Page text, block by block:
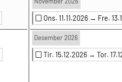
Ons. 11.11.2026 → Fre.
Desember 2026
Tir. 15.12.2026 → Tor.